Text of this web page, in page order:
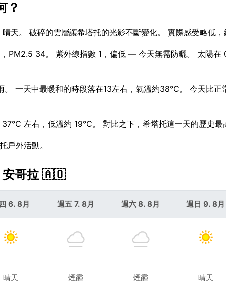
？
天。 破碎的雲層讓希塔托的光影不斷變化。 實際感受略低，
PM2.5 34。 紫外線指數 1，偏低 — 今天無需防曬。 太陽
一天中最暖和的時段落在13左右，氣溫約38°C。 今天比
左右，低溫約 19°C。 對比之下，希塔托這一天的歷史最
戶外活動。
安哥拉 🇦🇴
6. 8月
晴天
週五 7. 8月
煙霾
週六 8. 8月
煙霾
週日 9. 8月
晴天